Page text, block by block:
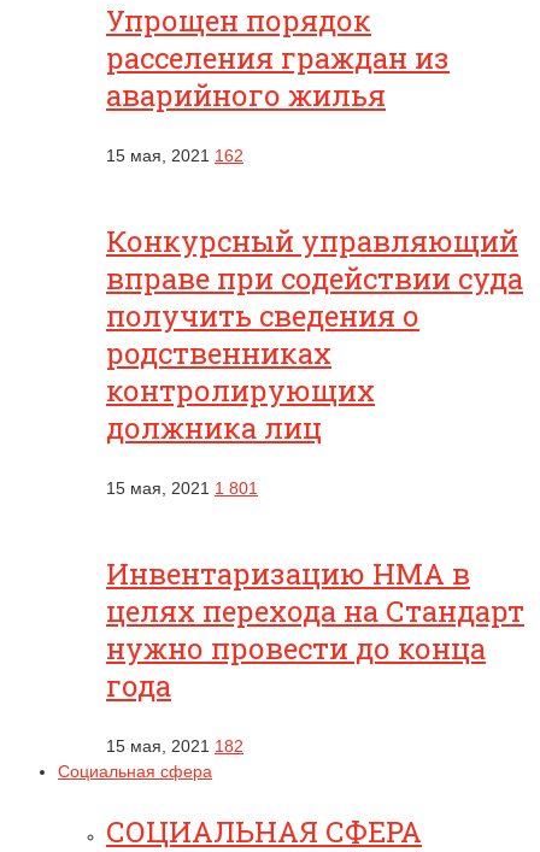
Упрощен порядок
расселения граждан из
аварийного жилья
15 мая, 2021 162
Конкурсный управляющий
вправе при содействии суда
получить сведения о
родственниках
контролирующих
должника лиц
15 мая, 2021 1 801
Инвентаризацию НМА в
целях перехода на Стандарт
нужно провести до конца
года
15 мая, 2021 182
Социальная сфера
СОЦИАЛЬНАЯ СФЕРА